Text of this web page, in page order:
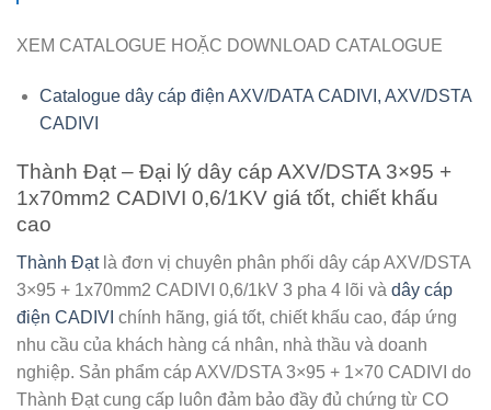
XEM CATALOGUE HOẶC DOWNLOAD CATALOGUE
Catalogue dây cáp điện AXV/DATA CADIVI, AXV/DSTA
CADIVI
Thành Đạt – Đại lý dây cáp AXV/DSTA 3×95 +
1x70mm2 CADIVI 0,6/1KV giá tốt, chiết khấu
cao
Thành Đạtlà đơn vị chuyên phân phối dây cáp AXV/DSTA
3×95 + 1x70mm2 CADIVI 0,6/1kV 3 pha 4 lõi và dây cáp
điện CADIVI chính hãng, giá tốt, chiết khấu cao, đáp ứng
nhu cầu của khách hàng cá nhân, nhà thầu và doanh
nghiệp. Sản phẩm cáp AXV/DSTA 3×95 + 1×70 CADIVI do
Thành Đạt cung cấp luôn đảm bảo đầy đủ chứng từ CO